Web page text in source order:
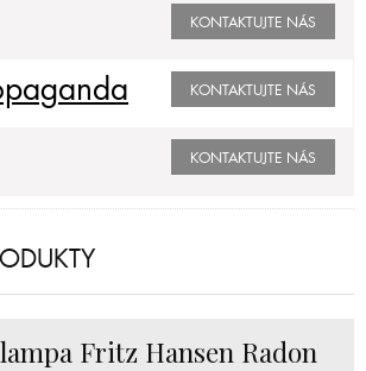
KONTAKTUJTE NÁS
KONTAKTUJTE NÁS
KONTAKTUJTE NÁS
Fritz Hansen Radon